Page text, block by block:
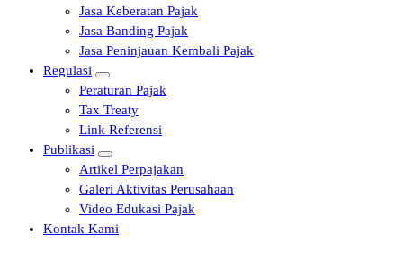
Jasa Keberatan Pajak
Jasa Banding Pajak
Jasa Peninjauan Kembali Pajak
Regulasi
Peraturan Pajak
Tax Treaty
Link Referensi
Publikasi
Artikel Perpajakan
Galeri Aktivitas Perusahaan
Video Edukasi Pajak
Kontak Kami